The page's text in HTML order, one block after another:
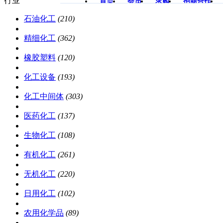
石油化工 (210)
精细化工 (362)
橡胶塑料 (120)
化工设备 (193)
化工中间体 (303)
医药化工 (137)
生物化工 (108)
有机化工 (261)
无机化工 (220)
日用化工 (102)
农用化学品 (89)